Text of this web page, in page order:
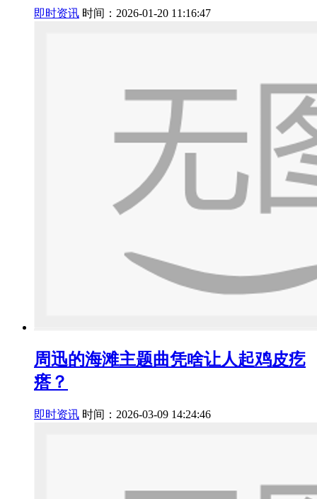
即时资讯 时间：2026-01-20 11:16:47
周迅的海滩主题曲凭啥让人起鸡皮疙
瘩？
即时资讯 时间：2026-03-09 14:24:46